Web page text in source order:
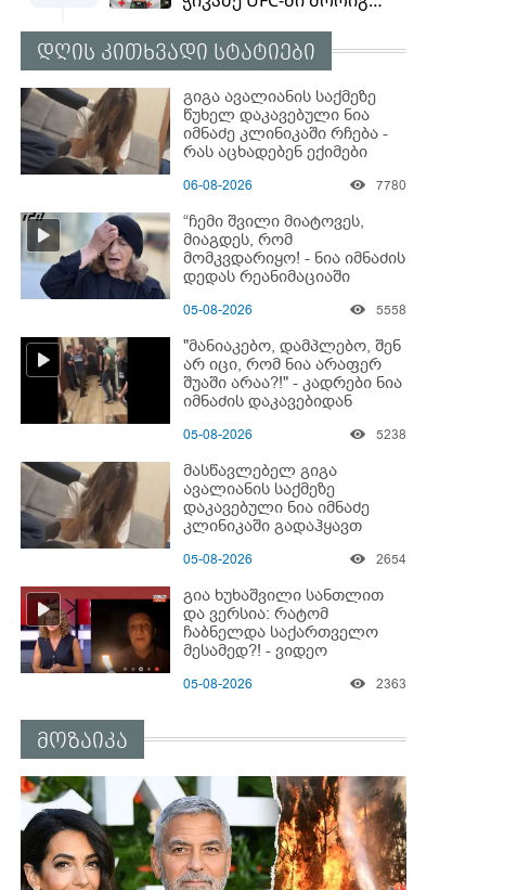
დღის კითხვადი სტატიები
გიგა ავალიანის საქმეზე
წუხელ დაკავებული ნია
იმნაძე კლინიკაში რჩება -
რას აცხადებენ ექიმები
06-08-2026 7780
“ჩემი შვილი მიატოვეს,
მიაგდეს, რომ
მომკვდარიყო! - ნია იმნაძის
დედას რეანიმაციაში
შვილი არ უნახავს” - გიგა
კომენტარი
05-08-2026 5558
"მანიაკებო, დამპლებო, შენ
არ იცი, რომ ნია არაფერ
შუაში არაა?!" - კადრები ნია
იმნაძის დაკავებიდან
05-08-2026 5238
მასწავლებელ გიგა
ავალიანის საქმეზე
დაკავებული ნია იმნაძე
კლინიკაში გადაჰყავთ
05-08-2026 2654
გია ხუხაშვილი სანთლით
და ვერსია: რატომ
ჩაბნელდა საქართველო
მესამედ?! - ვიდეო
05-08-2026 2363
მოზაიკა